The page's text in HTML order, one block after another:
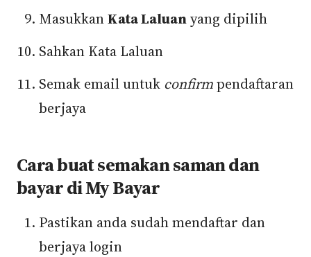
MasukkanKata Laluanyang dipilih
Sahkan Kata Laluan
Semak email untuk confirmpendaftaran
berjaya
Cara buat semakan saman dan
bayar di My Bayar
Pastikan anda sudah mendaftar dan
berjaya login